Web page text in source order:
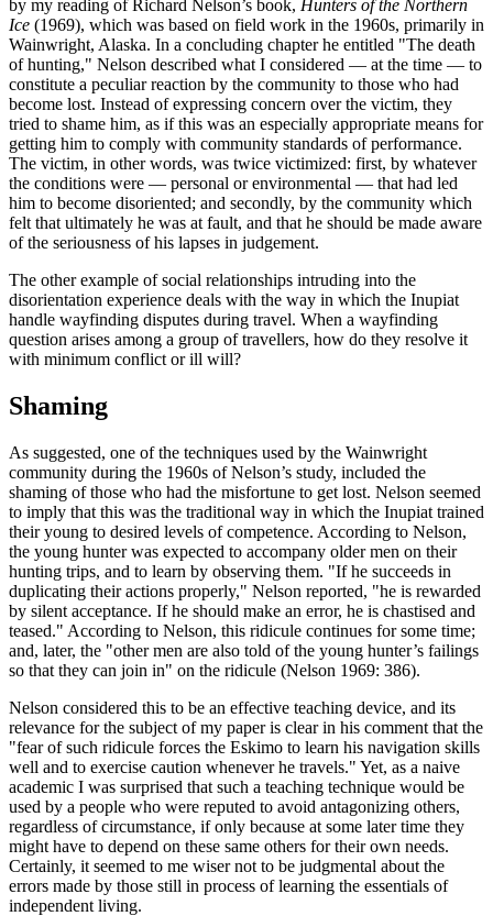
by my reading of Richard Nelson’s book, Hunters of the Northern
Ice (1969), which was based on field work in the 1960s, primarily in
Wainwright, Alaska. In a concluding chapter he entitled "The death
of hunting," Nelson described what I considered — at the time — to
constitute a peculiar reaction by the community to those who had
become lost. Instead of expressing concern over the victim, they
tried to shame him, as if this was an especially appropriate means for
getting him to comply with community standards of performance.
The victim, in other words, was twice victimized: first, by whatever
the conditions were — personal or environmental — that had led
him to become disoriented; and secondly, by the community which
felt that ultimately he was at fault, and that he should be made aware
of the seriousness of his lapses in judgement.
The other example of social relationships intruding into the
disorientation experience deals with the way in which the Inupiat
handle wayfinding disputes during travel. When a wayfinding
question arises among a group of travellers, how do they resolve it
with minimum conflict or ill will?
Shaming
As suggested, one of the techniques used by the Wainwright
community during the 1960s of Nelson’s study, included the
shaming of those who had the misfortune to get lost. Nelson seemed
to imply that this was the traditional way in which the Inupiat trained
their young to desired levels of competence. According to Nelson,
the young hunter was expected to accompany older men on their
hunting trips, and to learn by observing them. "If he succeeds in
duplicating their actions properly," Nelson reported, "he is rewarded
by silent acceptance. If he should make an error, he is chastised and
teased." According to Nelson, this ridicule continues for some time;
and, later, the "other men are also told of the young hunter’s failings
so that they can join in" on the ridicule (Nelson 1969: 386).
Nelson considered this to be an effective teaching device, and its
relevance for the subject of my paper is clear in his comment that the
"fear of such ridicule forces the Eskimo to learn his navigation skills
well and to exercise caution whenever he travels." Yet, as a naive
academic I was surprised that such a teaching technique would be
used by a people who were reputed to avoid antagonizing others,
regardless of circumstance, if only because at some later time they
might have to depend on these same others for their own needs.
Certainly, it seemed to me wiser not to be judgmental about the
errors made by those still in process of learning the essentials of
independent living.